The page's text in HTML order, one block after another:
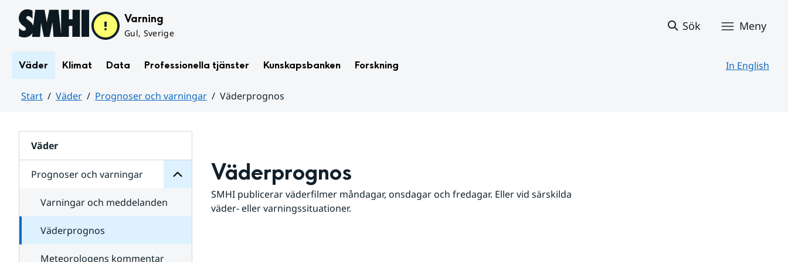
Hoppa till sidans innehåll Varning
Gul, Sverige
Sök Meny
Väder Klimat Data Professionella tjänster Kunskapsbanken Forskning In English
Start Väder Prognoser och varningar
Väderprognos
Väder
Prognoser och varningar
för
varningar
Varningar och meddelanden
Väderprognos
Meteorologens kommentar
Väderprognos
SMHI publicerar väderfilmer måndagar, onsdagar och fredagar. Eller vid särskilda
väder- eller varningssituationer.